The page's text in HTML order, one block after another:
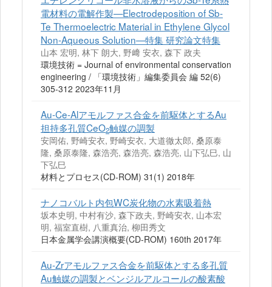
電材料の電解作製—Electrodeposition of Sb-
Te Thermoelectric Material in Ethylene Glycol
Non-Aqueous Solution—特集 研究論文特集
山本 宏明, 林下 朗大, 野﨑 安衣, 森下 政夫
環境技術 = Journal of environmental conservation
engineering / 「環境技術」編集委員会 編 52(6)
305-312 2023年11月
Au-Ce-Alアモルファス合金を前駆体とするAu
担持多孔質CeO2触媒の調製
安岡佑, 野崎安衣, 野崎安衣, 大道徹太郎, 桑原泰
隆, 桑原泰隆, 森浩亮, 森浩亮, 森浩亮, 山下弘巳, 山
下弘巳
材料とプロセス(CD-ROM) 31(1) 2018年
ナノコバルト内包WC炭化物の水素吸着熱
坂本史明, 中村有沙, 森下政夫, 野崎安衣, 山本宏
明, 福室直樹, 八重真治, 柳田秀文
日本金属学会講演概要(CD-ROM) 160th 2017年
Au-Zrアモルファス合金を前駆体とする多孔質
Au触媒の調製とベンジルアルコールの酸素酸